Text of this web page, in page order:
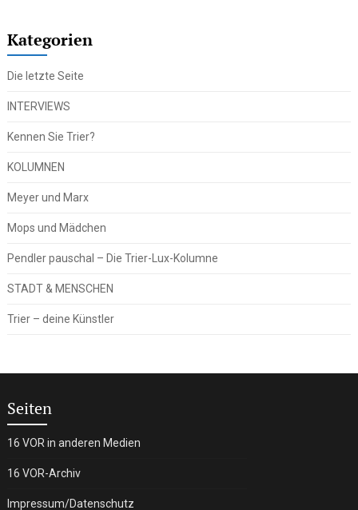
Kategorien
Die letzte Seite
INTERVIEWS
Kennen Sie Trier?
KOLUMNEN
Meyer und Marx
Mops und Mädchen
Pendler pauschal – Die Trier-Lux-Kolumne
STADT & MENSCHEN
Trier – deine Künstler
Seiten
16 VOR in anderen Medien
16 VOR-Archiv
Impressum/Datenschutz